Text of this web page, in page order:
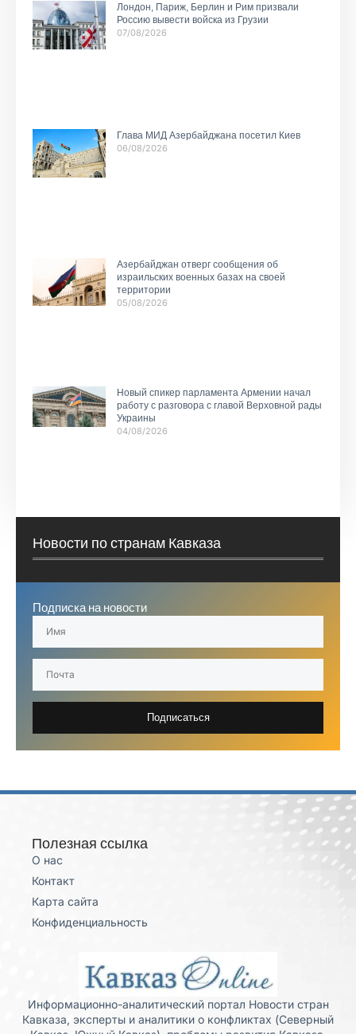
Лондон, Париж, Берлин и Рим призвали
Россию вывести войска из Грузии
07/08/2026
Глава МИД Азербайджана посетил Киев
06/08/2026
Азербайджан отверг сообщения об
израильских военных базах на своей
территории
05/08/2026
Новый спикер парламента Армении начал
работу с разговора с главой Верховной рады
Украины
04/08/2026
Новости по странам Кавказа
Подписка на новости
Подписаться
Полезная ссылка
О нас
Контакт
Карта сайта
Конфиденциальность
Информационно-аналитический портал Новости стран
Кавказа, эксперты и аналитики о конфликтах (Северный